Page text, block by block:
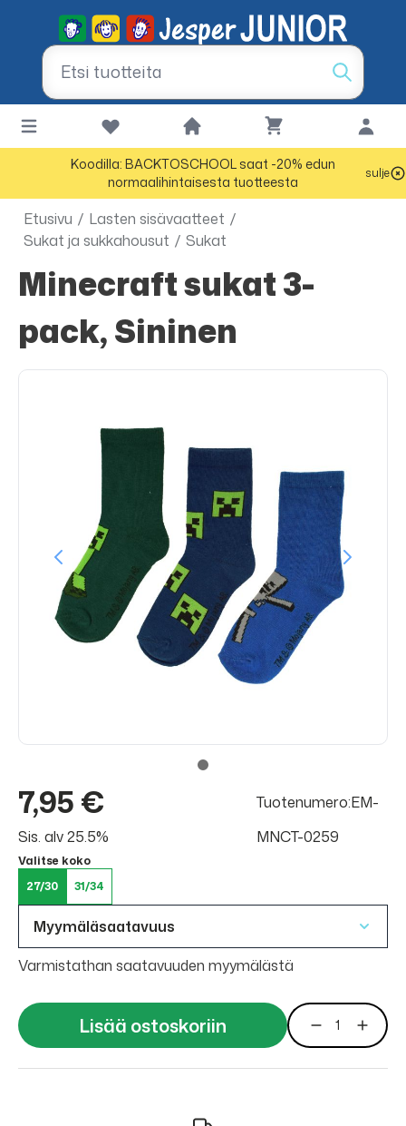
Koodilla: BACKTOSCHOOL saat -20% edun
normaalihintaisesta tuotteesta
sulje
Etusivu / Lasten sisävaatteet /
Sukat ja sukkahousut / Sukat
Minecraft sukat 3-
pack, Sininen
7,95 €
Sis. alv 25.5%
Tuotenumero:EM-
MNCT-0259
Valitse koko
27/30
31/34
Myymäläsaatavuus
Varmistathan saatavuuden myymälästä
Lisää ostoskoriin